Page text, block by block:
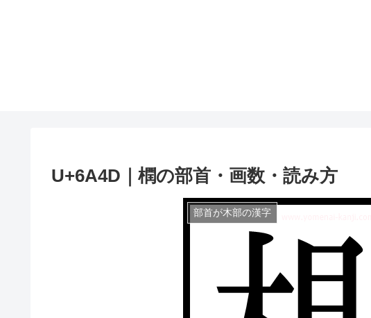
U+6A4D｜橍の部首・画数・読み方
部首が木部の漢字